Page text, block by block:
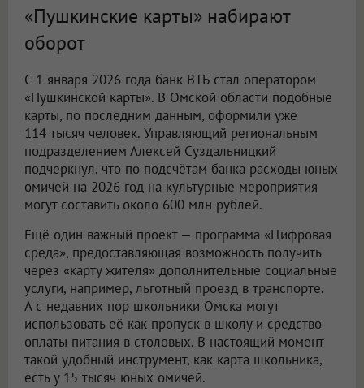
«Пушкинские карты» набирают
оборот
С 1 января 2026 года банк ВТБ стал оператором
«Пушкинской карты». В Омской области подобные
карты, по последним данным, оформили уже
114 тысяч человек. Управляющий региональным
подразделением Алексей Суздальницкий
подчеркнул, что по подсчётам банка расходы юных
омичей на 2026 год на культурные мероприятия
могут составить около 600 млн рублей.
Ещё один важный проект — программа «Цифровая
среда», предоставляющая возможность получить
через «карту жителя» дополнительные социальные
услуги, например, льготный проезд в транспорте.
А с недавних пор школьники Омска могут
использовать её как пропуск в школу и средство
оплаты питания в столовых. В настоящий момент
такой удобный инструмент, как карта школьника,
есть у 15 тысяч юных омичей.